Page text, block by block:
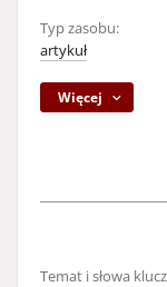
Typ zasobu:
artykuł
Więcej
Temat i słowa